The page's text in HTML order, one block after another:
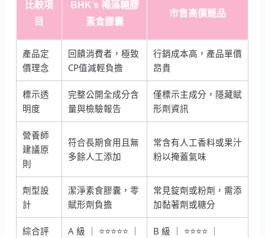
比較項
目
BHK’s 褐藻糖膠
素食膠囊
市售高價競品
產品定
價理念
回饋消費者，極致
CP值減輕負擔
行銷成本高，產品單價
昂貴
標示透
明度
完整公開全成分含
量與檢驗報告
僅標示主成分，隱藏賦
形劑資訊
營養師
建議原
則
符合長期食用且無
多餘人工添加
常含有人工香料或果汁
粉以掩蓋氣味
劑型設
計
潔淨素食膠囊，零
賦形劑負擔
常見錠劑或粉劑，需添
加黏著劑或糖分
綜合評
A 級 ｜ ⭐⭐⭐⭐⭐ ｜
B 級 ｜ ⭐⭐⭐⭐ ｜